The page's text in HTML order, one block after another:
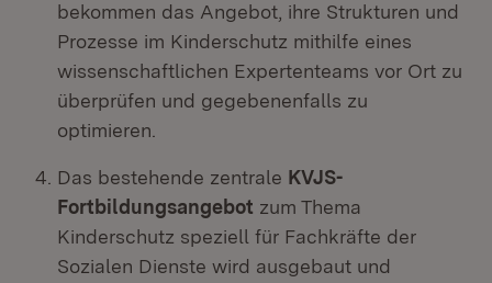
bekommen das Angebot, ihre Strukturen und
Prozesse im Kinderschutz mithilfe eines
wissenschaftlichen Expertenteams vor Ort zu
überprüfen und gegebenenfalls zu
optimieren.
Das bestehende zentrale KVJS-
Fortbildungsangebot zum Thema
Kinderschutz speziell für Fachkräfte der
Sozialen Dienste wird ausgebaut und